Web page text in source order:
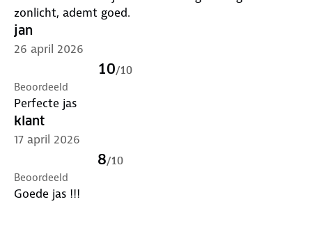
zonlicht, ademt goed.
jan
26 april 2026
10/10
Beoordeeld
Perfecte jas
klant
17 april 2026
8/10
Beoordeeld
Goede jas !!!